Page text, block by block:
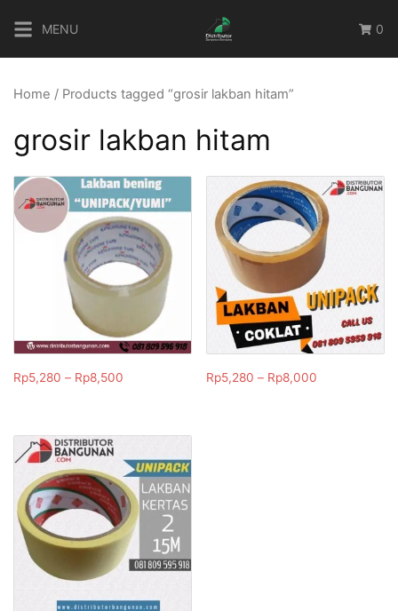
content
MENU 0
Home / Products tagged “grosir lakban hitam”
grosir lakban hitam
Rp5,280 – Rp8,500 Rp5,280 – Rp8,000